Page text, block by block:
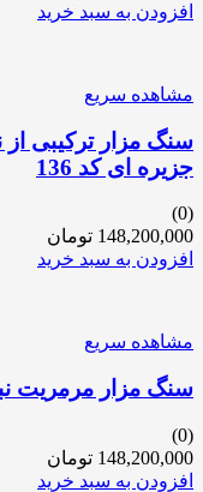
افزودن به سبد خرید
مشاهده سریع
سنگ مزار ترکیبی
جزیره ای کد 136
(0)
148,200,000 تومان
افزودن به سبد خرید
مشاهده سریع
سنگ مزار مرمریت
(0)
148,200,000 تومان
افزودن به سبد خرید